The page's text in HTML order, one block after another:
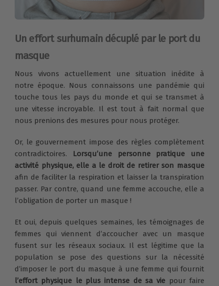
Un effort surhumain décuplé par le port du
masque
Nous vivons actuellement une situation inédite à
notre époque. Nous connaissons une pandémie qui
touche tous les pays du monde et qui se transmet à
une vitesse incroyable. Il est tout à fait normal que
nous prenions des mesures pour nous protéger.
Or, le gouvernement impose des règles complètement
contradictoires. Lorsqu’une personne pratique une
activité physique, elle a le droit de retirer son masque
afin de faciliter la respiration et laisser la transpiration
passer. Par contre, quand une femme accouche, elle a
l’obligation de porter un masque !
Et oui, depuis quelques semaines, les témoignages de
femmes qui viennent d’accoucher avec un masque
fusent sur les réseaux sociaux. Il est légitime que la
population se pose des questions sur la nécessité
d’imposer le port du masque à une femme qui fournit
l’effort physique le plus intense de sa vie pour faire